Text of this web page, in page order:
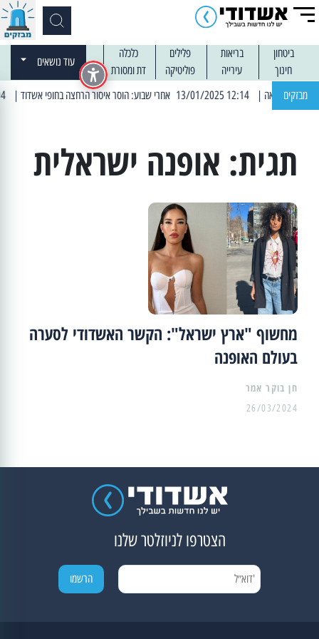
ביטחון בריאות פלילים
כלכלה
חינוך
עירייה פוליטיקה דת ומסורת
עוד נושאים
מבזקים | 12:14 13/01/2025 אחרי שבוע: הוסר איסור הרחצה בחופי אשדוד | 13:04 14/01/2025 עובדים בלילות: עבודות קרצוף וריבוד אספלט
תגית: אופנה ישראלית
מחשוף "ארץ ישראל": הקשר האשדודי לסערה
בעולם האופנה
26/03/2024
הצטרפו לניוזלטר שלנו